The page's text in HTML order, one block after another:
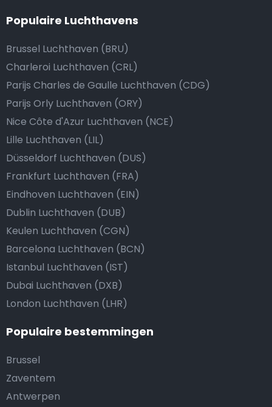
Populaire Luchthavens
Brussel Luchthaven (BRU)
Charleroi Luchthaven (CRL)
Parijs Charles de Gaulle Luchthaven (CDG)
Parijs Orly Luchthaven (ORY)
Nice Côte d'Azur Luchthaven (NCE)
Lille Luchthaven (LIL)
Düsseldorf Luchthaven (DUS)
Frankfurt Luchthaven (FRA)
Eindhoven Luchthaven (EIN)
Dublin Luchthaven (DUB)
Keulen Luchthaven (CGN)
Barcelona Luchthaven (BCN)
Istanbul Luchthaven (IST)
Dubai Luchthaven (DXB)
London Luchthaven (LHR)
Populaire bestemmingen
Brussel
Zaventem
Antwerpen